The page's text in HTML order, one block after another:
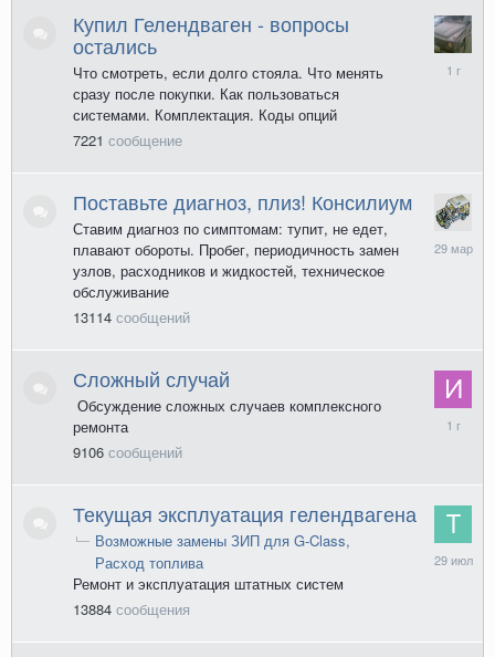
Купил Гелендваген - вопросы
остались
Что смотреть, если долго стояла. Что менять
сразу после покупки. Как пользоваться
системами. Комплектация. Коды опций
7221 сообщение
октября
Поставьте диагноз, плиз! Консилиум
Ставим диагноз по симптомам: тупит, не едет,
плавают обороты. Пробег, периодичность замен
узлов, расходников и жидкостей, техническое
обслуживание
13114 сообщений
29
марта
Сложный случай
Обсуждение сложных случаев комплексного
ремонта
9106 сообщений
декабря
Текущая эксплуатация гелендвагена
Возможные замены ЗИП для G-Class
Расход топлива
Ремонт и эксплуатация штатных систем
13884 сообщения
29
июля